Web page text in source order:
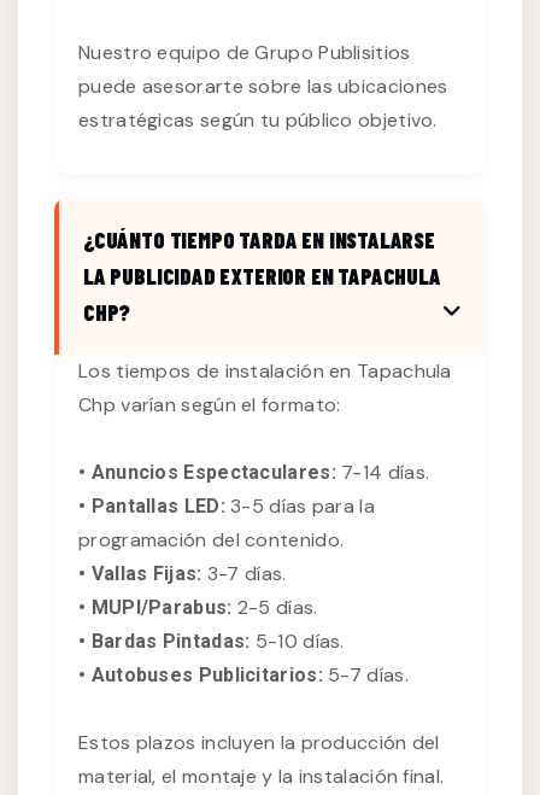
Nuestro equipo de Grupo Publisitios
puede asesorarte sobre las ubicaciones
estratégicas según tu público objetivo.
¿CUÁNTO TIEMPO TARDA EN INSTALARSE
LA PUBLICIDAD EXTERIOR EN TAPACHULA
CHP?
Los tiempos de instalación en Tapachula
Chp varían según el formato:
• Anuncios Espectaculares: 7-14 días.
• Pantallas LED: 3-5 días para la
programación del contenido.
• Vallas Fijas: 3-7 días.
• MUPI/Parabus: 2-5 días.
• Bardas Pintadas: 5-10 días.
• Autobuses Publicitarios: 5-7 días.
Estos plazos incluyen la producción del
material, el montaje y la instalación final.